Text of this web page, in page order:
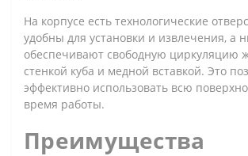
На корпусе есть технологические
удобны для установки и извлечения, а
обеспечивают свободную циркуляцию
стенкой куба и медной вставкой. Это
эффективно использовать всю
время работы.
Преимущества